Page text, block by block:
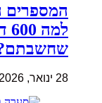
המספרים
28 ינואר, 2026